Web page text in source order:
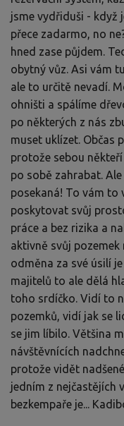
jsme vydřiduši - když
přece zadarmo, no
hned zase půjdem.
obytný vůz. Asi vám
ale to určitě nevadí.
ohništi a spálíme
po některých z nás
muset uklízet. Občas
protože sebou
po sobě zahrabat.
posekaná! To vám to
poskytovat svůj
práce a bez rizika a
aktivně svůj
odměna za své úsilí
majitelů to ale dělá
toho srdíčko. Vidí to
pozemků, vidí jak se
se jim líbilo. Většina
návštěvnících
protože vidět
jedním z nejčastějích
bezkempaře je...